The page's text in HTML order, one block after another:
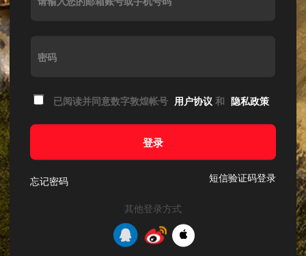
密码
已阅读并同意数字敦煌帐号 用户协议 和 隐私政策
登录
忘记密码 短信验证码登录
其他登录方式